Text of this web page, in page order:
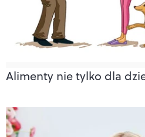
Alimenty nie tylko dla